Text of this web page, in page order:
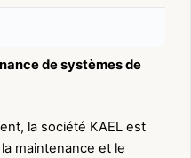
de systèmes de
la société KAEL est
maintenance et le